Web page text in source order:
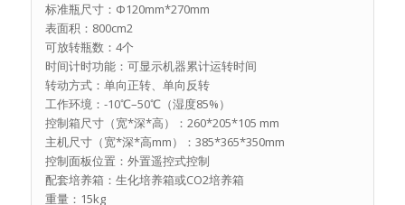
标准瓶尺寸：Φ120mm*270mm
表面积：800cm2
可放转瓶数：4个
时间计时功能：可显示机器累计运转时间
转动方式：单向正转、单向反转
工作环境：-10℃–50℃（湿度85%）
控制箱尺寸（宽*深*高）：260*205*105 mm
主机尺寸（宽*深*高mm）：385*365*350mm
控制面板位置：外置遥控式控制
配套培养箱：生化培养箱或CO2培养箱
重量：15kg